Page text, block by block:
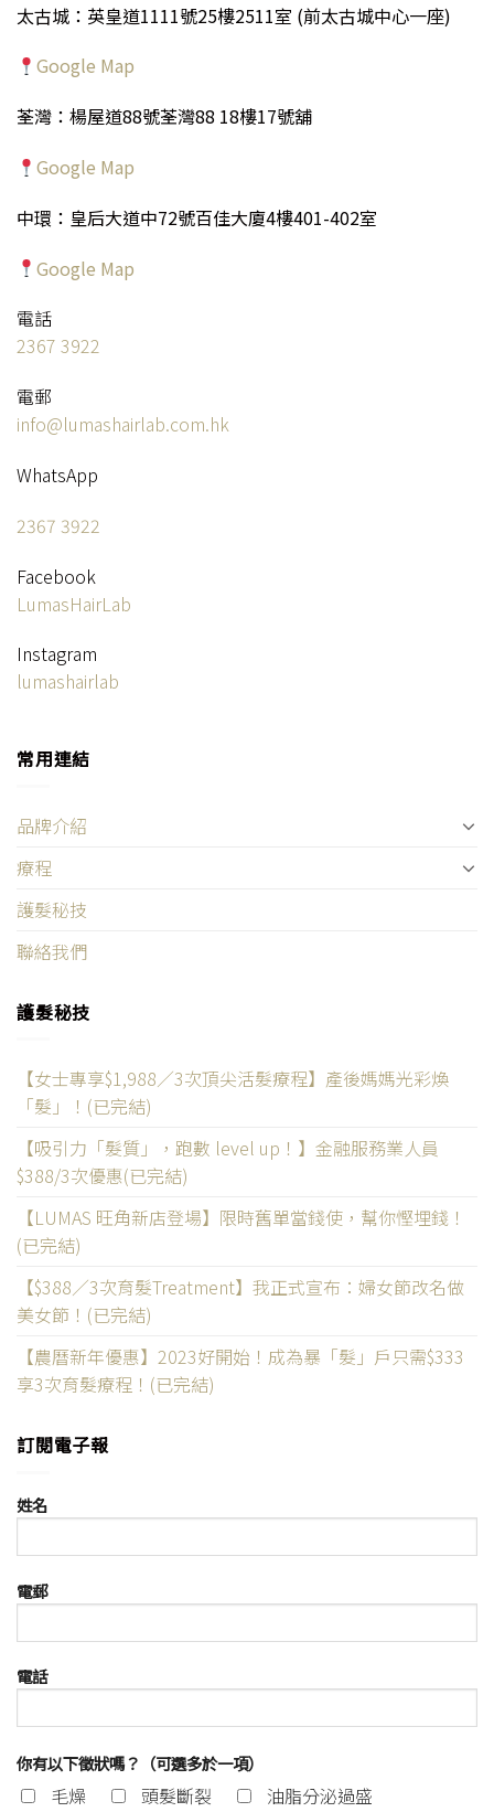
太古城：英皇道1111號25樓2511室 (前太古城中心一座)
Google Map
荃灣：楊屋道88號荃灣88 18樓17號舖
Google Map
中環：皇后大道中72號百佳大廈4樓401-402室
Google Map
電話
2367 3922
電郵
info@lumashairlab.com.hk
WhatsApp
2367 3922
Facebook
LumasHairLab
Instagram
lumashairlab
常用連結
品牌介紹
療程
護髮秘技
聯絡我們
護髮秘技
【女士專享$1,988／3次頂尖活髮療程】產後媽媽光彩煥
「髮」！(已完結)
【吸引力「髮質」，跑數 level up！】金融服務業人員
$388/3次優惠(已完結)
【LUMAS 旺角新店登場】限時舊單當錢使，幫你慳埋錢！
(已完結)
【$388／3次育髮Treatment】我正式宣布：婦女節改名做
美女節！(已完結)
【農曆新年優惠】2023好開始！成為暴「髮」戶只需$333
享3次育髮療程！(已完結)
訂閱電子報
姓名
電郵
電話
你有以下徵狀嗎？（可選多於一項）
毛燥 頭髮斷裂 油脂分泌過盛